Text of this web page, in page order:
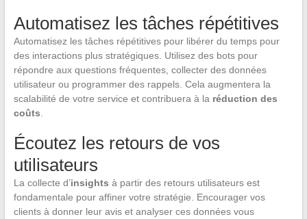
Automatisez les tâches répétitives
Automatisez les tâches répétitives pour libérer du temps pour
des interactions plus stratégiques. Utilisez des bots pour
répondre aux questions fréquentes, collecter des données
utilisateur ou programmer des rappels. Cela augmentera la
scalabilité de votre service et contribuera à la réduction des
coûts.
Écoutez les retours de vos
utilisateurs
La collecte d’insights à partir des retours utilisateurs est
fondamentale pour affiner votre stratégie. Encourager vos
clients à donner leur avis et analyser ces données vous